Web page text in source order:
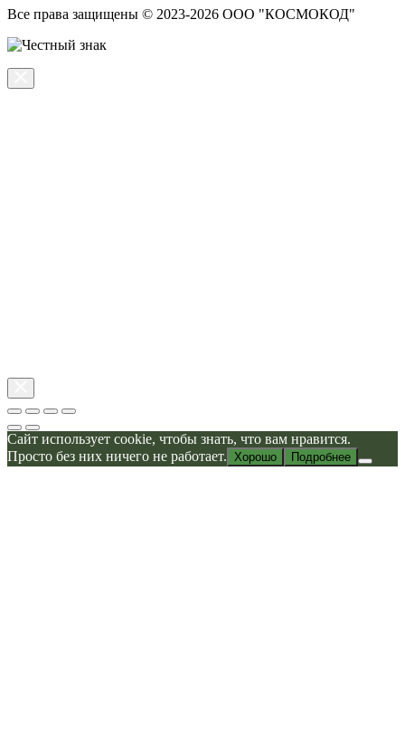
Все права защищены © 2023-2026 ООО "КОСМОКОД"
Сайт использует cookie, чтобы знать, что вам нравится.
Просто без них ничего не работает. Хорошо Подробнее